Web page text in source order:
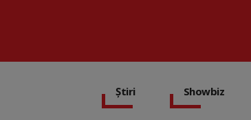
Știri Showbiz